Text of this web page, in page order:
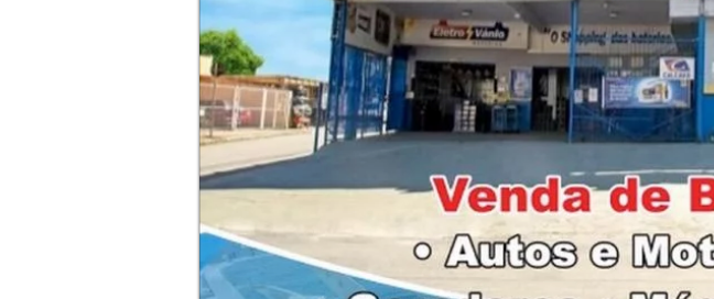
Socorro
baterias 24 horas
delivery na ilha